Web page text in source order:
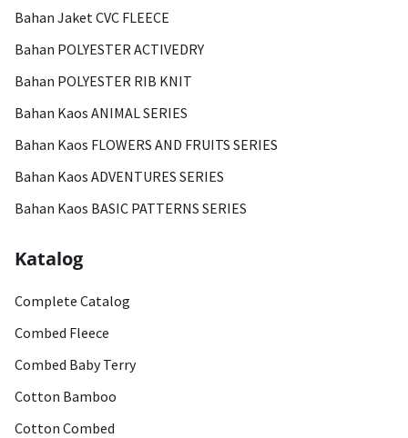
Bahan Jaket CVC FLEECE
Bahan POLYESTER ACTIVEDRY
Bahan POLYESTER RIB KNIT
Bahan Kaos ANIMAL SERIES
Bahan Kaos FLOWERS AND FRUITS SERIES
Bahan Kaos ADVENTURES SERIES
Bahan Kaos BASIC PATTERNS SERIES
Katalog
Complete Catalog
Combed Fleece
Combed Baby Terry
Cotton Bamboo
Cotton Combed